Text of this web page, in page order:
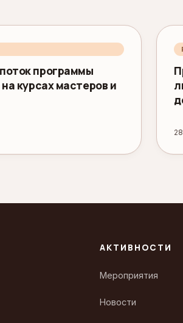
программы
курсах мастеров и
АКТИВНОСТИ
Мероприятия
Новости